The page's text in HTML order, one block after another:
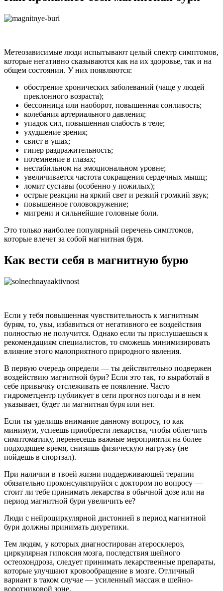
Метеозависимые люди испытывают целый спектр симптомов,
которые негативно сказываются как на их здоровье, так и на
общем состоянии. У них появляются:
обострение хронических заболеваний (чаще у людей
преклонного возраста);
бессонница или наоборот, повышенная сонливость;
колебания артериального давления;
упадок сил, повышенная слабость в теле;
ухудшение зрения;
свист в ушах;
гипер раздражительность;
потемнение в глазах;
нестабильном на эмоциональном уровне;
увеличивается частота сокращения сердечных мышц;
ломит суставы (особенно у пожилых);
острые реакции на яркий свет и резкий громкий звук;
повышенное головокружение;
мигрени и сильнейшие головные боли.
Это только наиболее популярный перечень симптомов,
которые влечет за собой магнитная буря.
Как вести себя в магнитную бурю
Если у тебя повышенная чувствительность к магнитным
бурям, то, увы, избавиться от негативного ее воздействия
полностью не получится. Однако если ты прислушаешься к
рекомендациям специалистов, то сможешь минимизировать
влияние этого малоприятного природного явления.
В первую очередь определи — ты действительно подвержен
воздействию магнитной бури? Если это так, то выработай в
себе привычку отслеживать ее появление. Часто
гидрометцентр публикует в сети прогноз погоды и в нем
указывает, будет ли магнитная буря или нет.
Если ты уделишь внимание данному вопросу, то как
минимум, успеешь приобрести лекарства, чтобы облегчить
симптоматику, перенесешь важные мероприятия на более
подходящее время, снизишь физическую нагрузку (не
пойдешь в спортзал).
При наличии в твоей жизни поддерживающей терапии
обязательно проконсультируйся с доктором по вопросу —
стоит ли тебе принимать лекарства в обычной дозе или на
период магнитной бури увеличить ее?
Люди с нейроциркулярной дистонией в период магнитной
бури должны принимать диуретики.
Тем людям, у которых диагностирован атеросклероз,
циркулярная гипоксия мозга, последствия шейного
остеохондроза, следует принимать лекарственные препараты,
которые улучшают кровообращение в мозге. Отличный
вариант в таком случае — усиленный массаж в шейно-
воротниковой зоне.